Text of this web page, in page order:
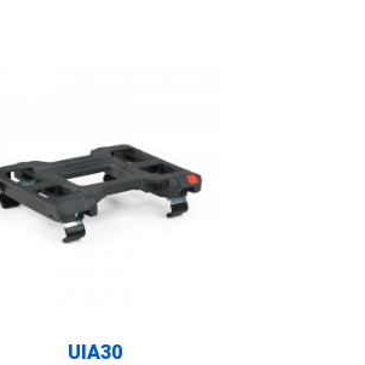
UIA30